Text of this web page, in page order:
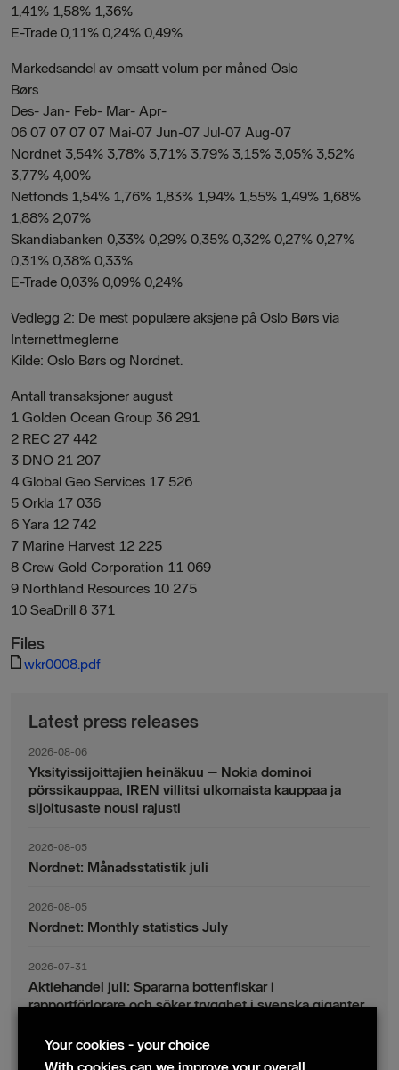
1,41% 1,58% 1,36%
E-Trade 0,11% 0,24% 0,49%
Markedsandel av omsatt volum per måned Oslo
Børs
Des- Jan- Feb- Mar- Apr-
06 07 07 07 07 Mai-07 Jun-07 Jul-07 Aug-07
Nordnet 3,54% 3,78% 3,71% 3,79% 3,15% 3,05% 3,52%
3,77% 4,00%
Netfonds 1,54% 1,76% 1,83% 1,94% 1,55% 1,49% 1,68%
1,88% 2,07%
Skandiabanken 0,33% 0,29% 0,35% 0,32% 0,27% 0,27%
0,31% 0,38% 0,33%
E-Trade 0,03% 0,09% 0,24%
Vedlegg 2: De mest populære aksjene på Oslo Børs via
Internettmeglerne
Kilde: Oslo Børs og Nordnet.
Antall transaksjoner august
1 Golden Ocean Group 36 291
2 REC 27 442
3 DNO 21 207
4 Global Geo Services 17 526
5 Orkla 17 036
6 Yara 12 742
7 Marine Harvest 12 225
8 Crew Gold Corporation 11 069
9 Northland Resources 10 275
10 SeaDrill 8 371
Files
wkr0008.pdf
Latest press releases
2026-08-06
Yksityissijoittajien heinäkuu – Nokia dominoi
pörssikauppaa, IREN villitsi ulkomaista kauppaa ja
sijoitusaste nousi rajusti
2026-08-05
Nordnet: Månadsstatistik juli
2026-08-05
Nordnet: Monthly statistics July
2026-07-31
Aktiehandel juli: Spararna bottenfiskar i
rapportförlorare och söker trygghet i svenska giganter
2026-07-30
Fondsparande juli: Vinsthemtagningar i teknik – men
Your cookies - your choice